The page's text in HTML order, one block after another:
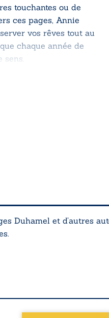
touchantes ou de
ces pages, Annie
vos rêves tout au
chaque année de
Duhamel et d’autres